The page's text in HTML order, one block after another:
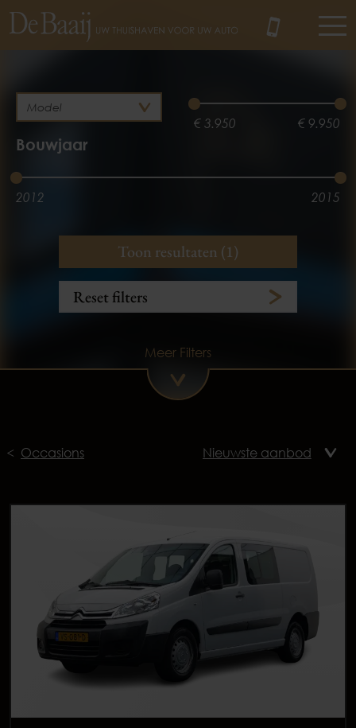
€ 3.950 € 9.950
Bouwjaar
2012 2015
3.100 km 134.358 km
Toon resultaten (1)
Reset filters
Meer Filters
Occasions